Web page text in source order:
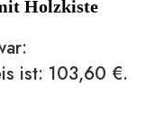
Holzkiste
ist: 103,60 €.